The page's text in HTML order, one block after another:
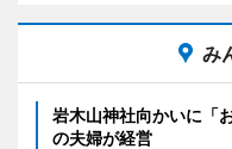
み
岩木山神社向かいに「
の夫婦が経営